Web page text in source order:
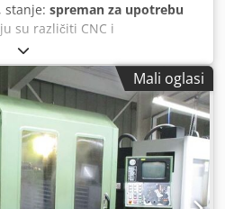
, stanje: spreman za upotrebu
su različiti CNC i
proizvođača Fritz Heckert.
približno 4000 kg. 2) Fritz
približno 3900 kg. 3) Fritz
približno 3900 kg. 4) Fritz
približno 3900 kg. 5) Fritz
3200 kg. 6) Fritz Heckert
kg. 7) Fritz Heckert FU 315,
je inspekcija na licu
Mali oglasi